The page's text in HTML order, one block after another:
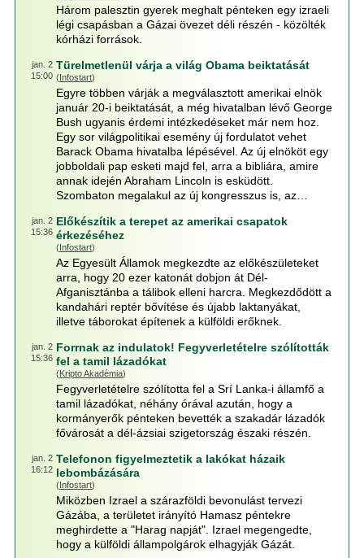
Három palesztin gyerek meghalt pénteken egy izraeli
légi csapásban a Gázai övezet déli részén - közölték
kórházi források.
jan. 2
15:00
Türelmetlenül várja a világ Obama beiktatását
(Infostart)
Egyre többen várják a megválasztott amerikai elnök
január 20-i beiktatását, a még hivatalban lévő George
Bush ugyanis érdemi intézkedéseket már nem hoz.
Egy sor világpolitikai esemény új fordulatot vehet
Barack Obama hivatalba lépésével. Az új elnököt egy
jobboldali pap esketi majd fel, arra a bibliára, amire
annak idején Abraham Lincoln is esküdött.
Szombaton megalakul az új kongresszus is, az…
jan. 2
15:36
Előkészítik a terepet az amerikai csapatok
érkezéséhez
(Infostart)
Az Egyesült Államok megkezdte az előkészületeket
arra, hogy 20 ezer katonát dobjon át Dél-
Afganisztánba a tálibok elleni harcra. Megkezdődött a
kandahári reptér bővítése és újabb laktanyákat,
illetve táborokat építenek a külföldi erőknek.
jan. 2
15:36
Forrnak az indulatok! Fegyverletételre szólították
fel a tamil lázadókat
(Kripto Akadémia)
Fegyverletételre szólította fel a Srí Lanka-i államfő a
tamil lázadókat, néhány órával azután, hogy a
kormányerők pénteken bevették a szakadár lázadók
fővárosát a dél-ázsiai szigetország északi részén.
jan. 2
16:12
Telefonon figyelmeztetik a lakókat házaik
lebombázására
(Infostart)
Miközben Izrael a szárazföldi bevonulást tervezi
Gázába, a területet irányító Hamasz péntekre
meghirdette a "Harag napját". Izrael megengedte,
hogy a külföldi állampolgárok elhagyják Gázát.